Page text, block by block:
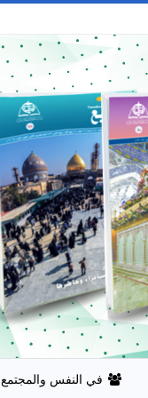
في النفس والمجتمع